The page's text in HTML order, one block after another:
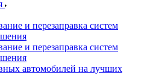
и перезаправка систем
и перезаправка систем
автомобилей на лучших